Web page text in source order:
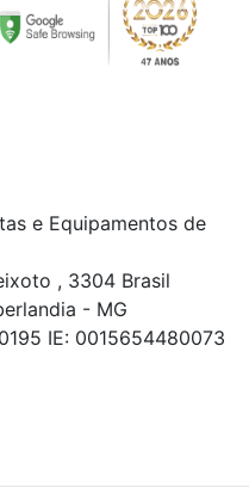
e Equipamentos de
, 3304 Brasil
- MG
IE: 0015654480073